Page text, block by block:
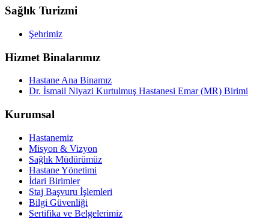
Sağlık Turizmi
Şehrimiz
Hizmet Binalarımız
Hastane Ana Binamız
Dr. İsmail Niyazi Kurtulmuş Hastanesi Emar (MR) Birimi
Kurumsal
Hastanemiz
Misyon & Vizyon
Sağlık Müdürümüz
Hastane Yönetimi
İdari Birimler
Staj Başvuru İşlemleri
Bilgi Güvenliği
Sertifika ve Belgelerimiz